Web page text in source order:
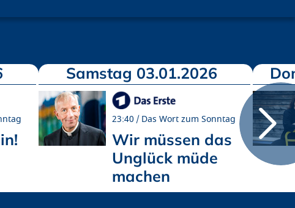
Samstag 03.01.2026
23:40 Das Wort zum Sonntag
Wir müssen das
Unglück müde
machen